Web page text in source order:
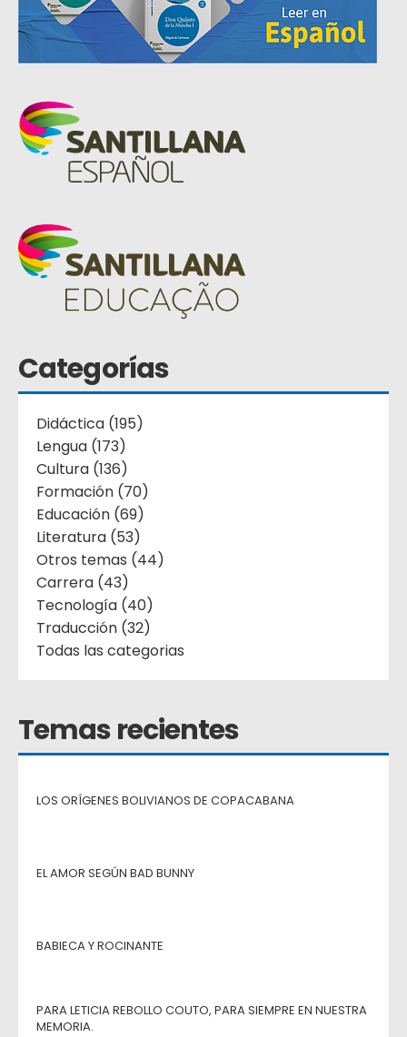
Categorías
Didáctica (195)
Lengua (173)
Cultura (136)
Formación (70)
Educación (69)
Literatura (53)
Otros temas (44)
Carrera (43)
Tecnología (40)
Traducción (32)
Todas las categorias
Temas recientes
LOS ORÍGENES BOLIVIANOS DE COPACABANA
EL AMOR SEGÚN BAD BUNNY
BABIECA Y ROCINANTE
PARA LETICIA REBOLLO COUTO, PARA SIEMPRE EN NUESTRA
MEMORIA.